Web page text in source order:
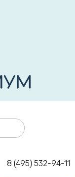
8 (495) 532-94-11